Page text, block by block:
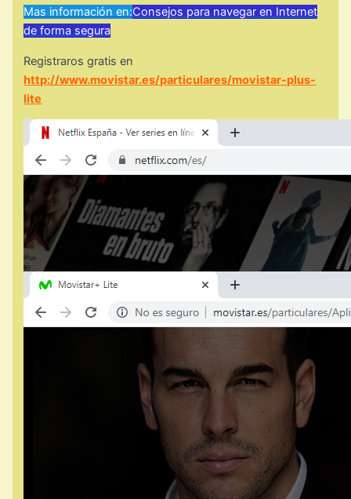
Mas información en:Consejos para navegar en Internet
de forma segura
Registraros gratis en
http://www.movistar.es/particulares/movistar-plus-
lite